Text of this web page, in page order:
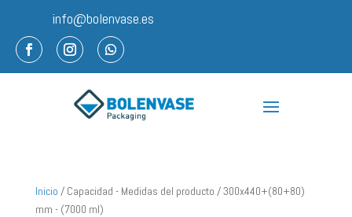
info@bolenvase.es
Inicio / Capacidad - Medidas del producto / 300x440+(80+80)
mm - (7000 ml)